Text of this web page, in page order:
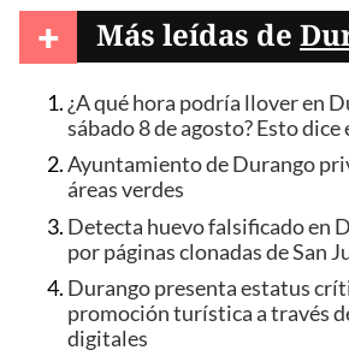
+ Más leídas de
¿A qué hora podría llover en
sábado 8 de agosto? Esto
Ayuntamiento de Durango
áreas verdes
Detecta huevo falsificado en
por páginas clonadas de San
Durango presenta estatus
promoción turística a través
digitales